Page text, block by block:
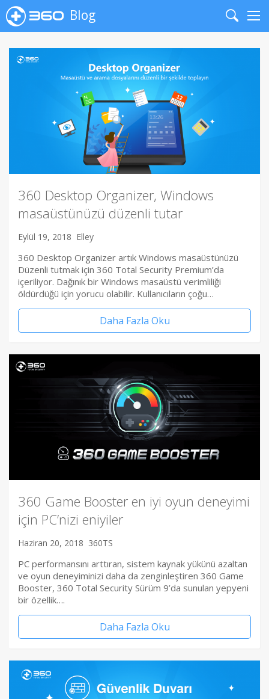
Blog
Search
360 Desktop Organizer, Windows
masaüstünüzü düzenli tutar
Eylül 19, 2018 Elley
360 Desktop Organizer artık Windows masaüstünüzü
Düzenli tutmak için 360 Total Security Premium’da
içeriliyor. Dağınık bir Windows masaüstü verimliliği
öldürdüğü için yorucu olabilir. Kullanıcıların çoğu…
Daha Fazla Oku
360 Game Booster en iyi oyun deneyimi
için PC’nizi eniyiler
Haziran 20, 2018 360TS
PC performansını arttıran, sistem kaynak yükünü azaltan
ve oyun deneyiminizi daha da zenginleştiren 360 Game
Booster, 360 Total Security Sürüm 9’da sunulan yepyeni
bir özellik….
Daha Fazla Oku